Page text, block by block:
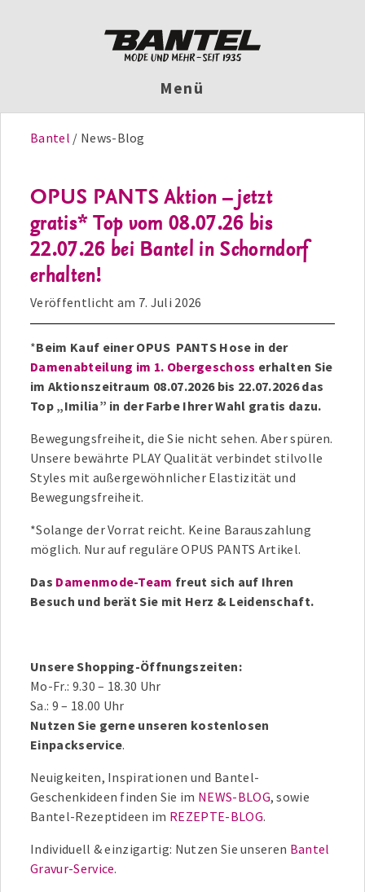
Menü
Bantel News-Blog
OPUS PANTS Aktion – jetzt
gratis* Top vom 08.07.26 bis
22.07.26 bei Bantel in Schorndorf
erhalten!
Veröffentlicht am 7. Juli 2026
*Beim Kauf einer OPUS PANTS Hose in der
Damenabteilung im 1. Obergeschoss erhalten Sie
im Aktionszeitraum 08.07.2026 bis 22.07.2026 das
Top „Imilia” in der Farbe Ihrer Wahl gratis dazu.
Bewegungsfreiheit, die Sie nicht sehen. Aber spüren.
Unsere bewährte PLAY Qualität verbindet stilvolle
Styles mit außergewöhnlicher Elastizität und
Bewegungsfreiheit.
*Solange der Vorrat reicht. Keine Barauszahlung
möglich. Nur auf reguläre OPUS PANTS Artikel.
Das Damenmode-Team freut sich auf Ihren
Besuch und berät Sie mit Herz & Leidenschaft.
Unsere Shopping-Öffnungszeiten:
Mo-Fr.: 9.30 – 18.30 Uhr
Sa.: 9 – 18.00 Uhr
Nutzen Sie gerne unseren kostenlosen
Einpackservice.
Neuigkeiten, Inspirationen und Bantel-
Geschenkideen finden Sie im NEWS-BLOG, sowie
Bantel-Rezeptideen im REZEPTE-BLOG.
Individuell & einzigartig: Nutzen Sie unseren Bantel
Gravur-Service.